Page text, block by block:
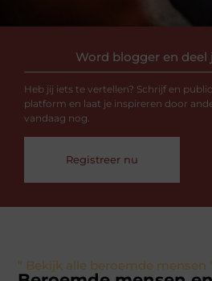
Word blogger en deel
Heb jij iets te vertellen? Schrijf en
platform en laat je inspireren door
vandaag nog.
Registreer nu
" Bekijk alle beroemde mensen